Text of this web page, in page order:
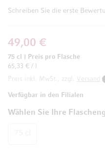
Schreiben Sie die erste
Wählen Sie Ihre
49,00 €
75 cl
Preis pro Flasche
65,33 € / l
Preis inkl. MwSt., zzgl.
Versand
Verfügbar in den Filialen